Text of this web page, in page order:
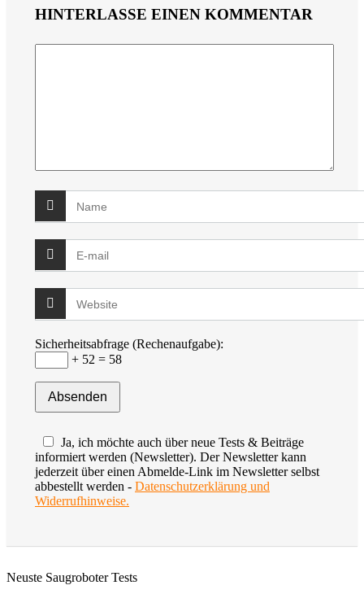
HINTERLASSE EINEN KOMMENTAR
Sicherheitsabfrage (Rechenaufgabe):
+ 52 = 58
Ja, ich möchte auch über neue Tests & Beiträge
informiert werden (Newsletter). Der Newsletter kann
jederzeit über einen Abmelde-Link im Newsletter selbst
abbestellt werden - Datenschutzerklärung und
Widerrufhinweise.
Neuste Saugroboter Tests